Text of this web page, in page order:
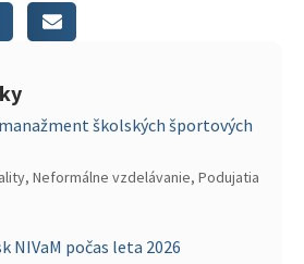
školských športových
Neformálne vzdelávanie, Podujatia
NIVaM počas leta 2026